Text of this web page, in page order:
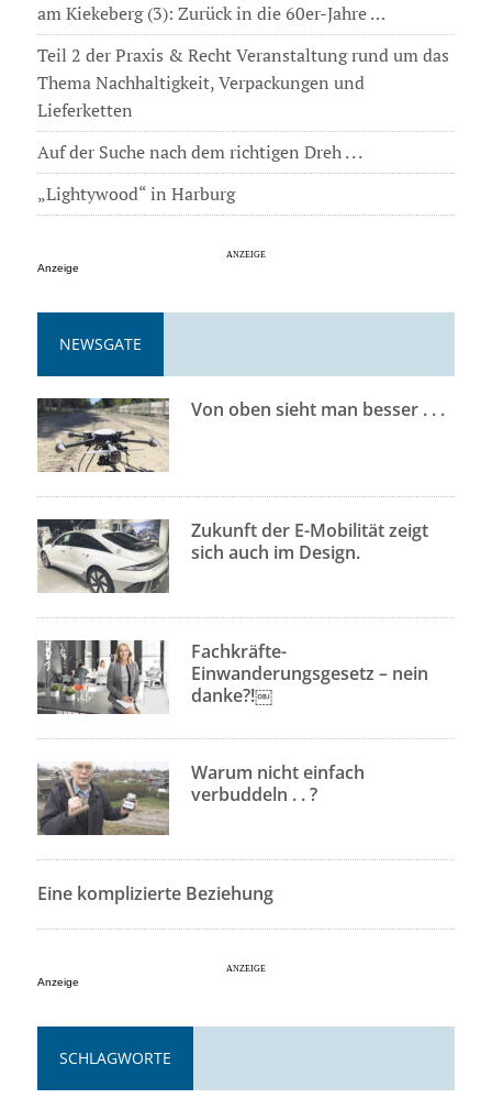
am Kiekeberg (3): Zurück in die 60er-Jahre …
Teil 2 der Praxis & Recht Veranstaltung rund um das
Thema Nachhaltigkeit, Verpackungen und
Lieferketten
Auf der Suche nach dem richtigen Dreh . . .
„Lightywood“ in Harburg
Anzeige
NEWSGATE
Von oben sieht man besser . . .
Zukunft der E-Mobilität zeigt
sich auch im Design.
Fachkräfte-
Einwanderungsgesetz – nein
danke?!￼
Warum nicht einfach
verbuddeln . . ?
Eine komplizierte Beziehung
Anzeige
SCHLAGWORTE